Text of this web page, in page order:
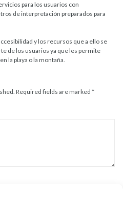
para los usuarios con
de interpretación preparados para
y los recursos que a ello se
de los usuarios ya que les permite
la playa o la montaña.
Required fields are marked*